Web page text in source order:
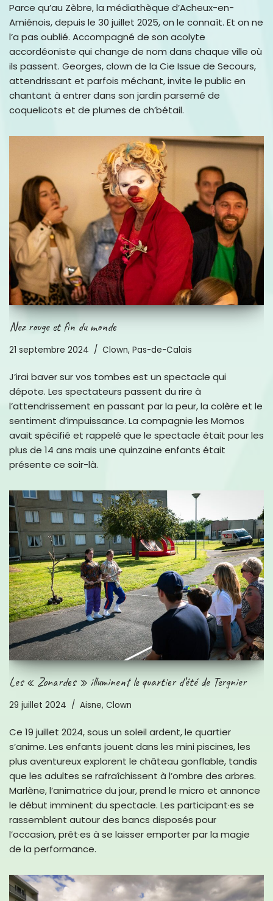
Parce qu’au Zèbre, la médiathèque d’Acheux-en-
Amiénois, depuis le 30 juillet 2025, on le connaît. Et on ne
l’a pas oublié. Accompagné de son acolyte
accordéoniste qui change de nom dans chaque ville où
ils passent. Georges, clown de la Cie Issue de Secours,
attendrissant et parfois méchant, invite le public en
chantant à entrer dans son jardin parsemé de
coquelicots et de plumes de ch’bétail.
Nez rouge et fin du monde
21 septembre 2024 Clown, Pas-de-Calais
J’irai baver sur vos tombes est un spectacle qui
dépote. Les spectateurs passent du rire à
l’attendrissement en passant par la peur, la colère et le
sentiment d’impuissance. La compagnie les Momos
avait spécifié et rappelé que le spectacle était pour les
plus de 14 ans mais une quinzaine enfants était
présente ce soir-là.
Les « Zonardes » illuminent le quartier d’été de Tergnier
29 juillet 2024 Aisne, Clown
Ce 19 juillet 2024, sous un soleil ardent, le quartier
s’anime. Les enfants jouent dans les mini piscines, les
plus aventureux explorent le château gonflable, tandis
que les adultes se rafraîchissent à l’ombre des arbres.
Marlène, l’animatrice du jour, prend le micro et annonce
le début imminent du spectacle. Les participant·es se
rassemblent autour des bancs disposés pour
l’occasion, prêt·es à se laisser emporter par la magie
de la performance.